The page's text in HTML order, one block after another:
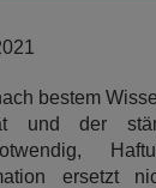
bestem
und der
ersetzt